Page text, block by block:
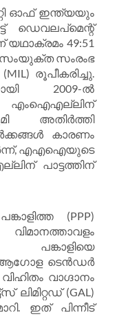
ഓഫ് ഇന്ത്യയും
ഡെവലപ്‌മെന്റ്
യഥാക്രമം 49:51
സംയുക്ത സംരംഭ
രൂപീകരിച്ചു.
2009-ൽ
അതിർത്തി
കാരണം
എഎഐയുടെ
പാട്ടത്തിന്
(PPP)
പങ്കാളിയെ
ടെൻഡർ
വാഗ്ദാനം
(GAL)
ഇത് പിന്നീട്